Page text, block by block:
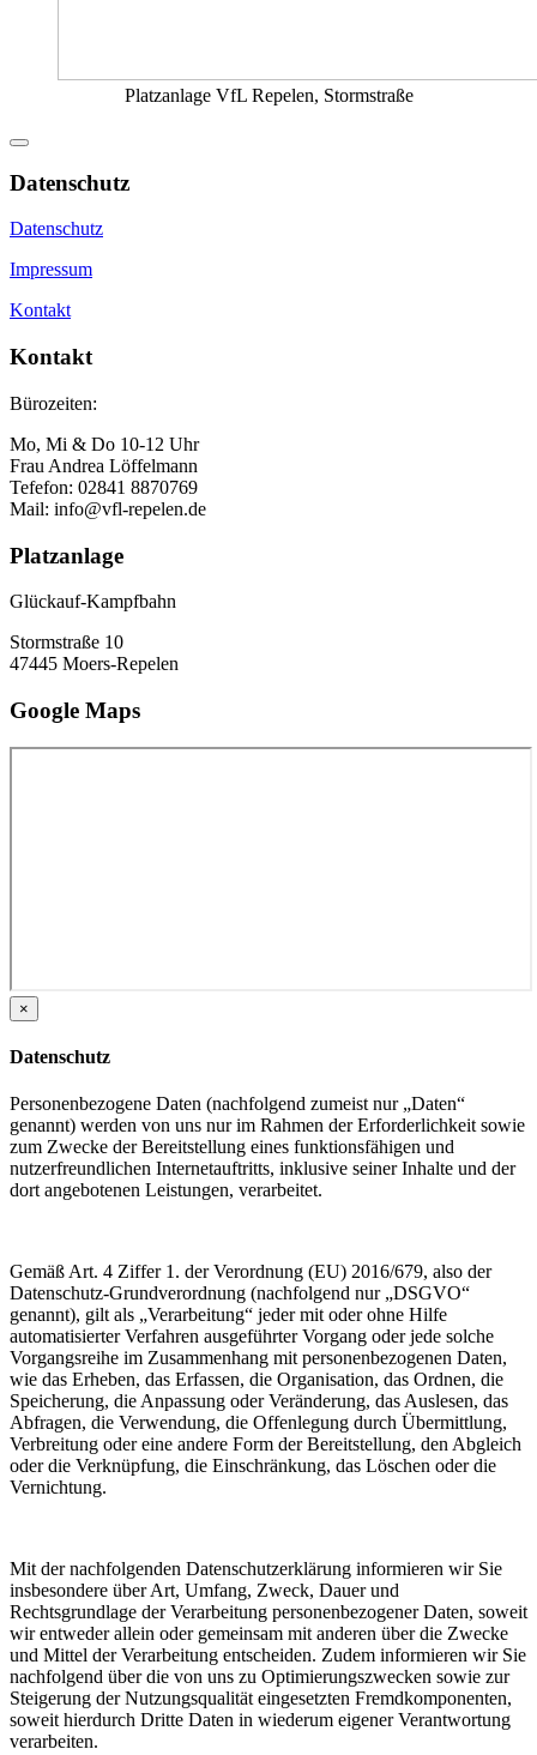
Platzanlage VfL Repelen, Stormstraße
Datenschutz
Datenschutz
Impressum
Kontakt
Kontakt
Bürozeiten:
Mo, Mi & Do 10-12 Uhr
Frau Andrea Löffelmann
Tefefon: 02841 8870769
Mail: info@vfl-repelen.de
Platzanlage
Glückauf-Kampfbahn
Stormstraße 10
47445 Moers-Repelen
Google Maps
×
Datenschutz
Personenbezogene Daten (nachfolgend zumeist nur „Daten“
genannt) werden von uns nur im Rahmen der Erforderlichkeit sowie
zum Zwecke der Bereitstellung eines funktionsfähigen und
nutzerfreundlichen Internetauftritts, inklusive seiner Inhalte und der
dort angebotenen Leistungen, verarbeitet.
Gemäß Art. 4 Ziffer 1. der Verordnung (EU) 2016/679, also der
Datenschutz-Grundverordnung (nachfolgend nur „DSGVO“
genannt), gilt als „Verarbeitung“ jeder mit oder ohne Hilfe
automatisierter Verfahren ausgeführter Vorgang oder jede solche
Vorgangsreihe im Zusammenhang mit personenbezogenen Daten,
wie das Erheben, das Erfassen, die Organisation, das Ordnen, die
Speicherung, die Anpassung oder Veränderung, das Auslesen, das
Abfragen, die Verwendung, die Offenlegung durch Übermittlung,
Verbreitung oder eine andere Form der Bereitstellung, den Abgleich
oder die Verknüpfung, die Einschränkung, das Löschen oder die
Vernichtung.
Mit der nachfolgenden Datenschutzerklärung informieren wir Sie
insbesondere über Art, Umfang, Zweck, Dauer und
Rechtsgrundlage der Verarbeitung personenbezogener Daten, soweit
wir entweder allein oder gemeinsam mit anderen über die Zwecke
und Mittel der Verarbeitung entscheiden. Zudem informieren wir Sie
nachfolgend über die von uns zu Optimierungszwecken sowie zur
Steigerung der Nutzungsqualität eingesetzten Fremdkomponenten,
soweit hierdurch Dritte Daten in wiederum eigener Verantwortung
verarbeiten.